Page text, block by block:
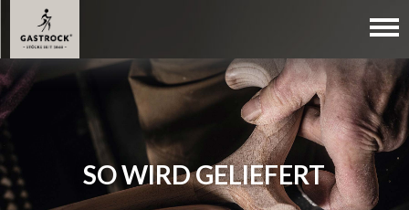
SO WIRD GELIEFERT